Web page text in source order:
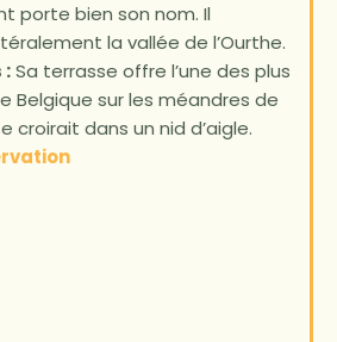
porte bien son nom. Il
la vallée de l’Ourthe.
:Sa terrasse offre l’une des plus
Belgique sur les méandres de
croirait dans un nid d’aigle.